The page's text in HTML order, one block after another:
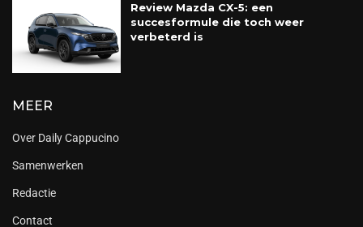
Review Mazda CX-5: een
succesformule die toch weer
verbeterd is
MEER
Over Daily Cappucino
Samenwerken
Redactie
Contact